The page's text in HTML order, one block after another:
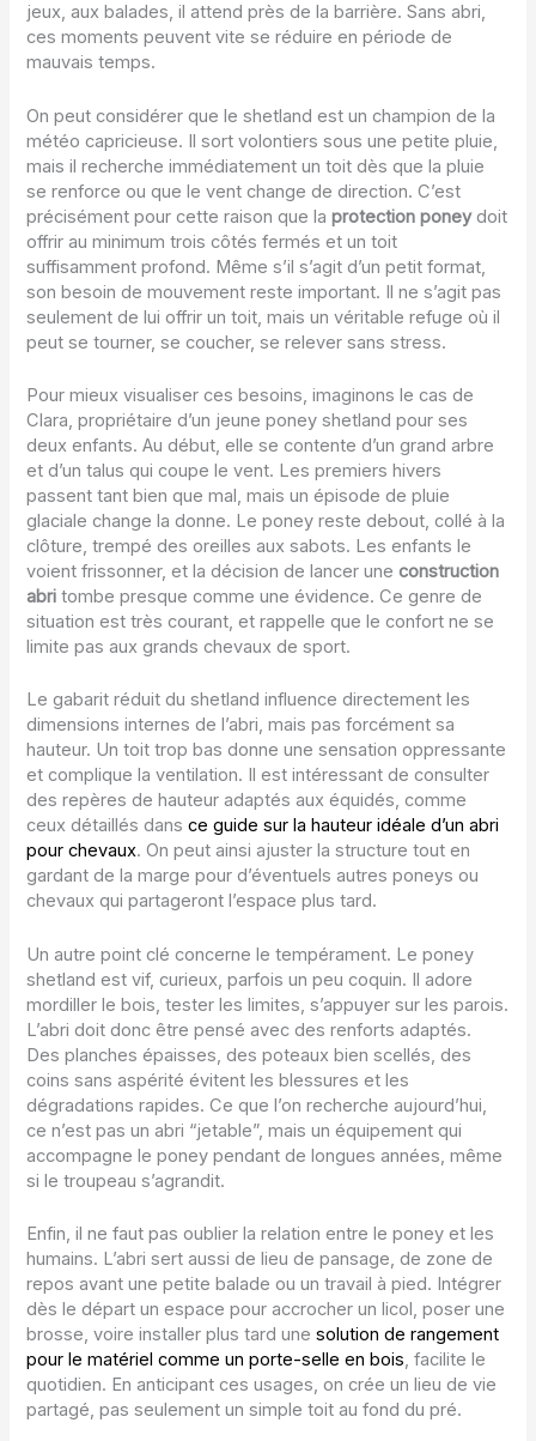
jeux, aux balades, il attend près de la barrière. Sans abri,
ces moments peuvent vite se réduire en période de
mauvais temps.
On peut considérer que le shetland est un champion de la
météo capricieuse. Il sort volontiers sous une petite pluie,
mais il recherche immédiatement un toit dès que la pluie
se renforce ou que le vent change de direction. C’est
précisément pour cette raison que laprotection poneydoit
offrir au minimum trois côtés fermés et un toit
suffisamment profond. Même s’il s’agit d’un petit format,
son besoin de mouvement reste important. Il ne s’agit pas
seulement de lui offrir un toit, mais un véritable refuge où il
peut se tourner, se coucher, se relever sans stress.
Pour mieux visualiser ces besoins, imaginons le cas de
Clara, propriétaire d’un jeune poney shetland pour ses
deux enfants. Au début, elle se contente d’un grand arbre
et d’un talus qui coupe le vent. Les premiers hivers
passent tant bien que mal, mais un épisode de pluie
glaciale change la donne. Le poney reste debout, collé à la
clôture, trempé des oreilles aux sabots. Les enfants le
voient frissonner, et la décision de lancer uneconstruction
abri tombe presque comme une évidence. Ce genre de
situation est très courant, et rappelle que le confort ne se
limite pas aux grands chevaux de sport.
Le gabarit réduit du shetland influence directement les
dimensions internes de l’abri, mais pas forcément sa
hauteur. Un toit trop bas donne une sensation oppressante
et complique la ventilation. Il est intéressant de consulter
des repères de hauteur adaptés aux équidés, comme
ceux détaillés dansce guide sur la hauteur idéale d’un abri
pour chevaux. On peut ainsi ajuster la structure tout en
gardant de la marge pour d’éventuels autres poneys ou
chevaux qui partageront l’espace plus tard.
Un autre point clé concerne le tempérament. Le poney
shetland est vif, curieux, parfois un peu coquin. Il adore
mordiller le bois, tester les limites, s’appuyer sur les parois.
L’abri doit donc être pensé avec des renforts adaptés.
Des planches épaisses, des poteaux bien scellés, des
coins sans aspérité évitent les blessures et les
dégradations rapides. Ce que l’on recherche aujourd’hui,
ce n’est pas un abri “jetable”, mais un équipement qui
accompagne le poney pendant de longues années, même
si le troupeau s’agrandit.
Enfin, il ne faut pas oublier la relation entre le poney et les
humains. L’abri sert aussi de lieu de pansage, de zone de
repos avant une petite balade ou un travail à pied. Intégrer
dès le départ un espace pour accrocher un licol, poser une
brosse, voire installer plus tard unesolution de rangement
pour le matériel comme un porte-selle en bois, facilite le
quotidien. En anticipant ces usages, on crée un lieu de vie
partagé, pas seulement un simple toit au fond du pré.